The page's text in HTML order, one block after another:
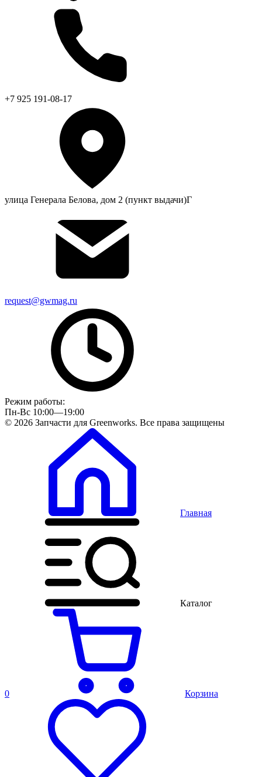
+7 925 191-08-17
улица Генерала Белова, дом 2 (пункт выдачи)Г
request@gwmag.ru
Режим работы:
Пн-Вс 10:00—19:00
© 2026 Запчасти для Greenworks. Все права защищены
Главная
Каталог
0 Корзина